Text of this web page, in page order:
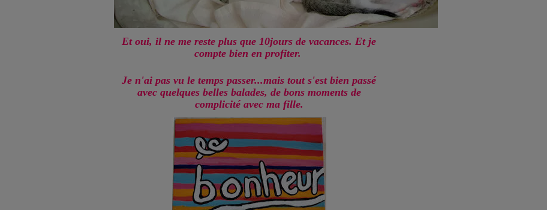
Et oui, il ne me reste plus que 10jours de vacances. Et je
compte bien en profiter.
Je n'ai pas vu le temps passer...mais tout s'est bien passé
avec quelques belles balades, de bons moments de
complicité avec ma fille.